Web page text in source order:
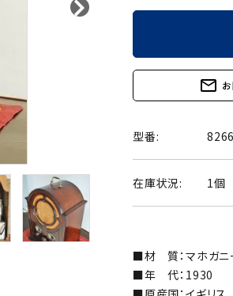
mail_outline
型番: 8266
在庫状況: 1個
■材 質：マホガニ
■年 代：1930